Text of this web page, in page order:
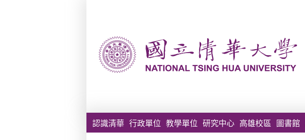
認識清華 行政單位 教學單位 研究中心 高雄校區 圖書館